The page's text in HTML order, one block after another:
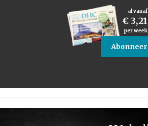
al vanaf
€ 3,21
per week
Abonneer